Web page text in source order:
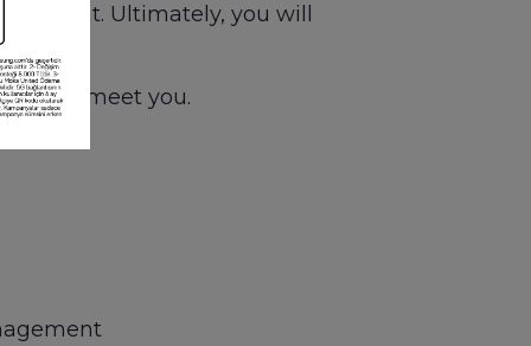
Ultimately, you will
like to meet you.